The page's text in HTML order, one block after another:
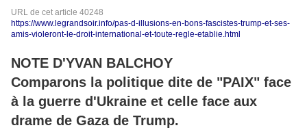
URL de cet article 40248
https://www.legrandsoir.info/pas-d-illusions-en-bons-fascistes-trump-et-ses-
amis-violeront-le-droit-international-et-toute-regle-etablie.html
NOTE D'YVAN BALCHOY
Comparons la politique dite de "PAIX" face
à la guerre d'Ukraine et celle face aux
drame de Gaza de Trump.